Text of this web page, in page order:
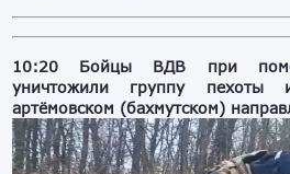
10:20 Бойцы ВДВ при
уничтожили группу
артёмовском (бахмутском)
Видеоплеер